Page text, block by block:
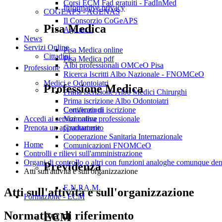
Informative privacy
Pisa Medica
Pisa Medica online
Pisa Medica pdf
Professione
Professione Medica
Convenzioni
Normativa professionale
Graduatorie
Cooperazione Sanitaria Internazionale
Comunicazioni FNOMCeO
Previdenza
E.N.P.A.M.
Formazione - ECM
ECM
Corsi ECM Fad gratuiti - FadInMed
COGEAPS - AGENAS
Il Consorzio CoGeAPS
Age.na.s.
News
Servizi Online
Cittadini
Albi professionali OMCeO Pisa
Ricerca Iscritti Albo Nazionale - FNOMCeO
Medici e Odontoiatri
Prima iscrizione Albo Medici Chirurghi
Prima iscrizione Albo Odontoiatri
Certificato di iscrizione
Accedi ai servizi online
Prenota un appuntamento
Home
Controlli e rilievi sull'amministrazione
Organi di controllo o altri con funzioni analoghe comunque
Atti sull'attività e sull'organizzazione
Atti sull'attività e sull'organizzazione
Normativa di riferimento